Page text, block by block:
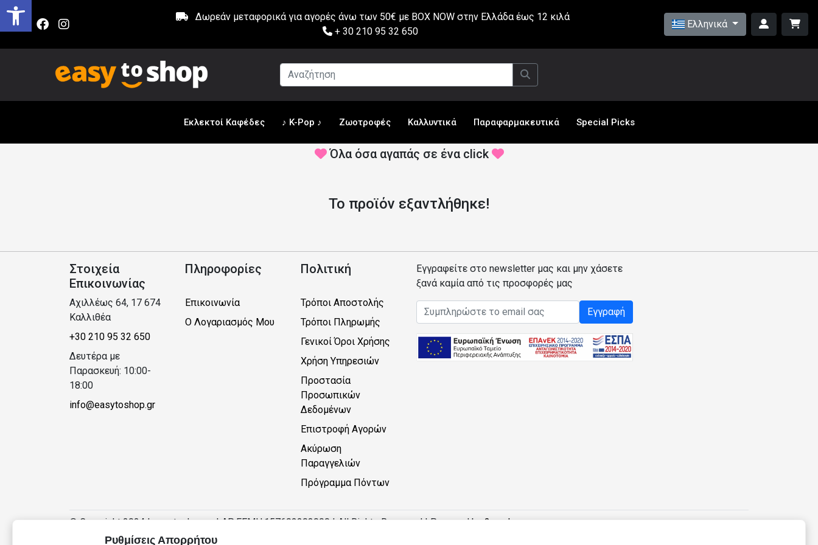
Δωρεάν μεταφορικά για αγορές άνω των 50€ με BOX NOW στην Ελλάδα έως 12 κιλά
+ 30 210 95 32 650
Ελληνικά
Εκλεκτοί Καφέδες ♪ K-Pop ♪ Ζωοτροφές Καλλυντικά Παραφαρμακευτικά Special Picks
Όλα όσα αγαπάς σε ένα click
Το προϊόν εξαντλήθηκε!
Στοιχεία
Επικοινωνίας
Αχιλλέως 64, 17 674
Καλλιθέα
+30 210 95 32 650
Δευτέρα με
Παρασκευή: 10:00-
18:00
info@easytoshop.gr
Πληροφορίες
Επικοινωνία
Ο Λογαριασμός Μου
Πολιτική
Τρόποι Αποστολής
Τρόποι Πληρωμής
Γενικοί Όροι Χρήσης
Χρήση Υπηρεσιών
Προστασία
Προσωπικών
Δεδομένων
Επιστροφή Αγορών
Ακύρωση
Παραγγελιών
Πρόγραμμα Πόντων
Εγγραφείτε στο newsletter μας και μην χάσετε
ξανά καμία από τις προσφορές μας
Email address Εγγραφή
© Copyright 2024 | easytoshop.gr | ΑΡ.ΓΕΜΗ:157602203000 | All Rights Reserved | Powered by2monkeys.eu
Ρυθμίσεις Απορρήτου